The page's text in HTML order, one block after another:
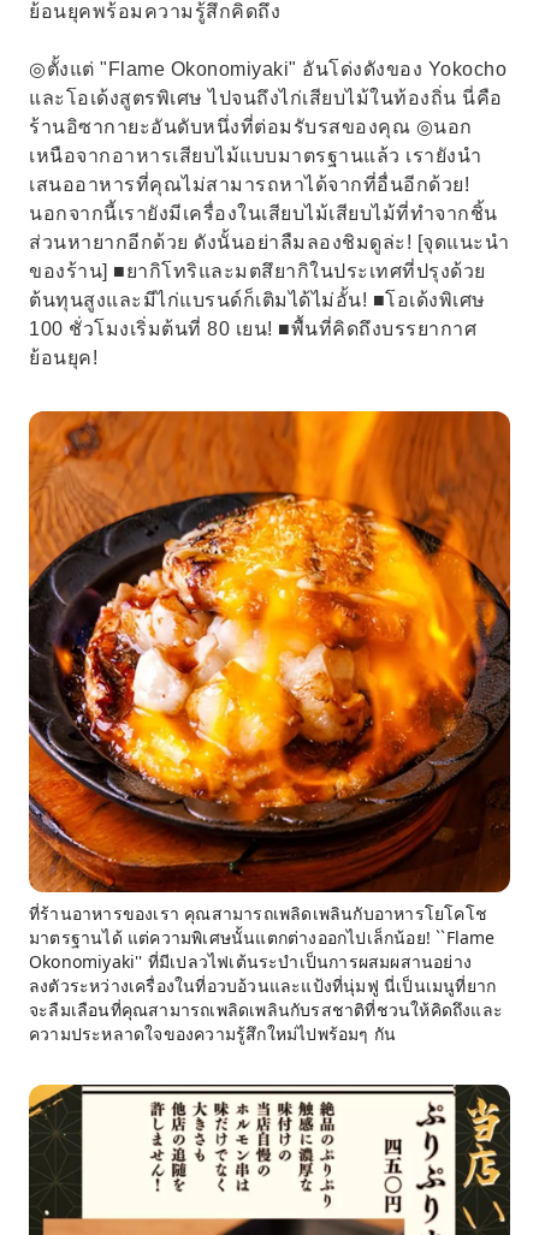
ย้อนยุคพร้อมความรู้สึกคิดถึง
◎ตั้งแต่ "Flame Okonomiyaki" อันโด่งดังของ Yokocho
และโอเด้งสูตรพิเศษ ไปจนถึงไก่เสียบไม้ในท้องถิ่น นี่คือ
ร้านอิซากายะอันดับหนึ่งที่ต่อมรับรสของคุณ ◎นอก
เหนือจากอาหารเสียบไม้แบบมาตรฐานแล้ว เรายังนำ
เสนออาหารที่คุณไม่สามารถหาได้จากที่อื่นอีกด้วย!
นอกจากนี้เรายังมีเครื่องในเสียบไม้เสียบไม้ที่ทำจากชิ้น
ส่วนหายากอีกด้วย ดังนั้นอย่าลืมลองชิมดูล่ะ! [จุดแนะนำ
ของร้าน] ■ยากิโทริและมตสึยากิในประเทศที่ปรุงด้วย
ต้นทุนสูงและมีไก่แบรนด์ก็เติมได้ไม่อั้น! ■โอเด้งพิเศษ
100 ชั่วโมงเริ่มต้นที่ 80 เยน! ■พื้นที่คิดถึงบรรยากาศ
ย้อนยุค!
ที่ร้านอาหารของเรา คุณสามารถเพลิดเพลินกับอาหารโยโคโช
มาตรฐานได้ แต่ความพิเศษนั้นแตกต่างออกไปเล็กน้อย! ``Flame
Okonomiyaki'' ที่มีเปลวไฟเต้นระบำเป็นการผสมผสานอย่าง
ลงตัวระหว่างเครื่องในที่อวบอ้วนและแป้งที่นุ่มฟู นี่เป็นเมนูที่ยาก
จะลืมเลือนที่คุณสามารถเพลิดเพลินกับรสชาติที่ชวนให้คิดถึงและ
ความประหลาดใจของความรู้สึกใหม่ไปพร้อมๆ กัน